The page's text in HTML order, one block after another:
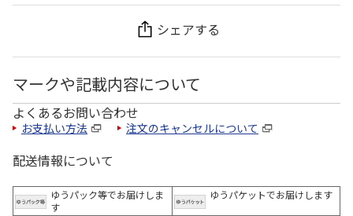
シェアする
マークや記載内容について
よくあるお問い合わせ
お支払い方法 注文のキャンセルについて
配送情報について
ゆうパック等でお届けしま
す
ゆうパケットでお届けします